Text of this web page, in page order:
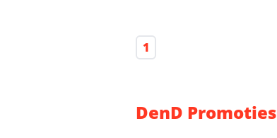
1
DenD Promoties